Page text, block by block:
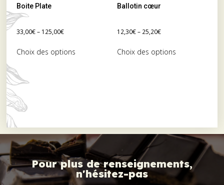
Boite Plate
33,00€– 125,00€
Choix des options
Ballotin cœur
12,30€– 25,20€
Choix des options
Pour plus de renseignements,
n'hésitez-pas